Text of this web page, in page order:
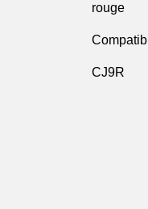
rouge
CJ9R